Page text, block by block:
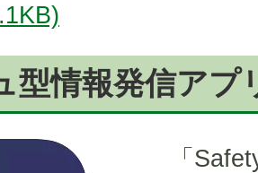
型情報発信ア
「